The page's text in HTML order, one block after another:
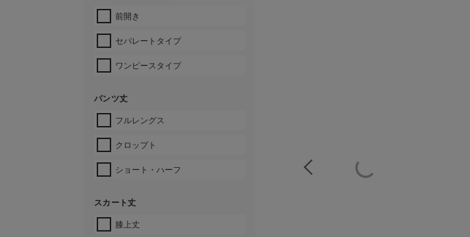
前開き
セパレートタイプ
ワンピースタイプ
パンツ丈
フルレングス
クロップト
ショート・ハーフ
スカート丈
膝上丈